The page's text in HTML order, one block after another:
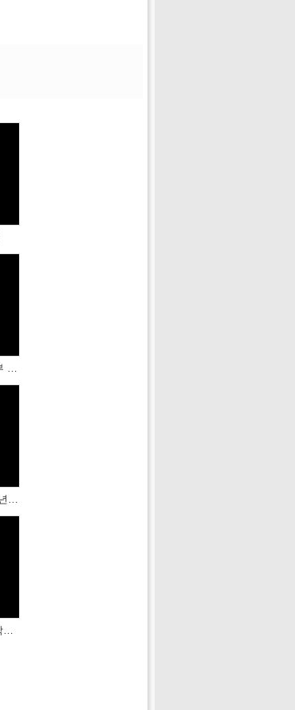
2020/06/13 청소년부 등산 - 마적산
2019/07/28-30 청소년부 여름 수련회 (2)
2019/05 청소년부 학교 심방